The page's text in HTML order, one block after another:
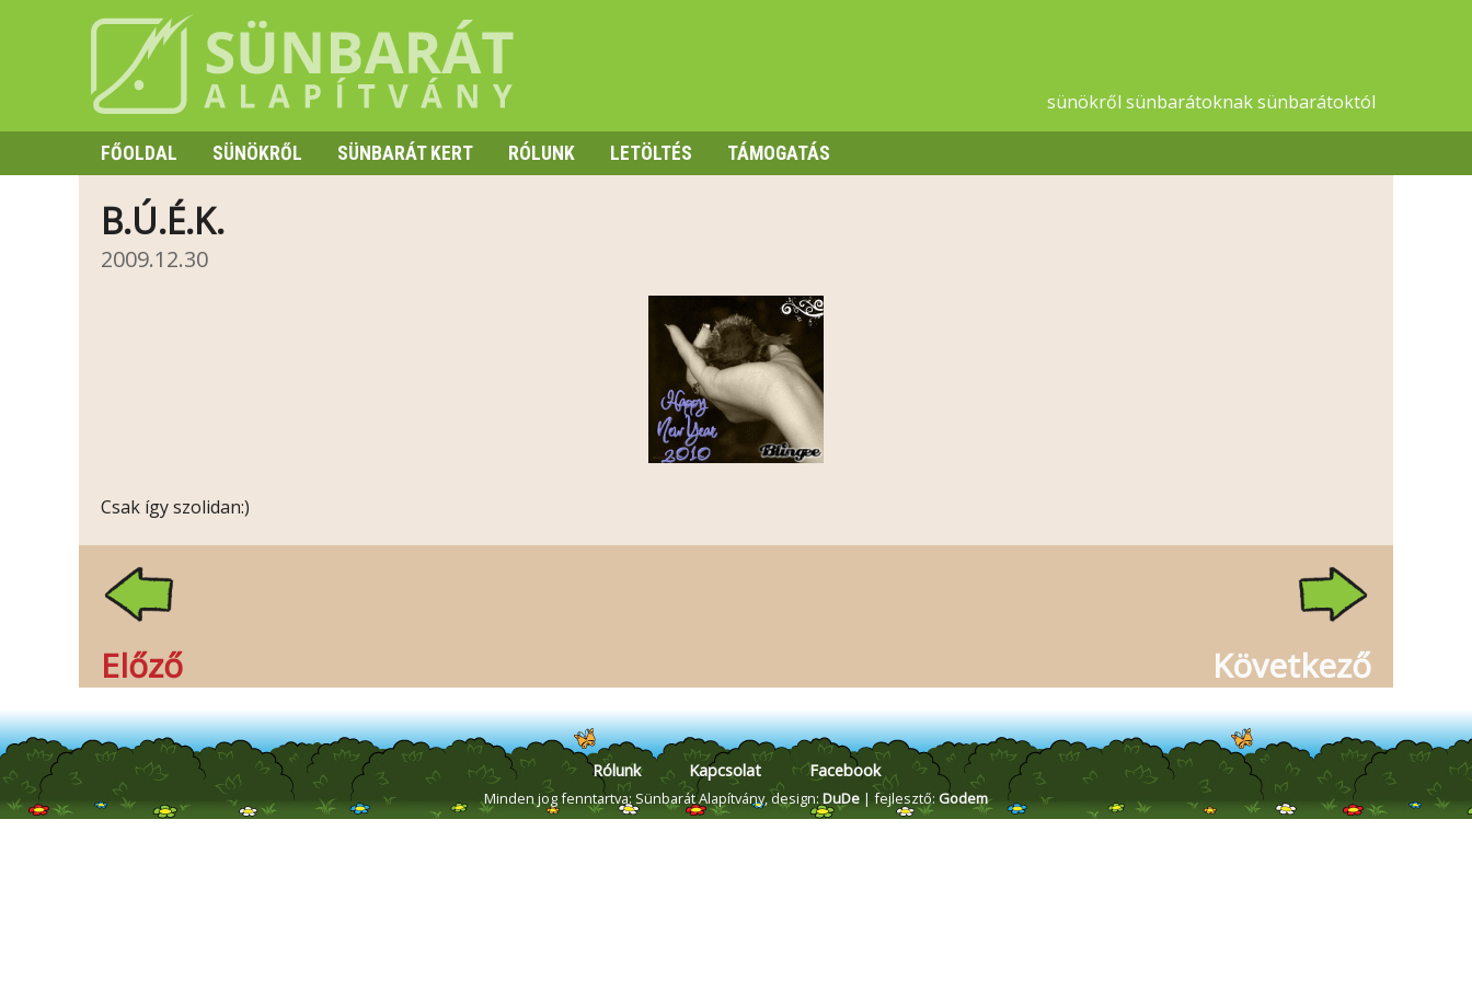
sünökről sünbarátoknak sünbarátoktól
FŐOLDAL
SÜNÖKRŐL
HIBERNÁCIÓ
SÜNBARÁT KERT RÓLUNK LETÖLTÉS TÁMOGATÁS
B.Ú.É.K.
2009.12.30
Csak így szolidan:)
Előző Következő
Rólunk Kapcsolat Facebook
Minden jog fenntartva: Sünbarát Alapítvány,design: DuDe | fejlesztő: Godem